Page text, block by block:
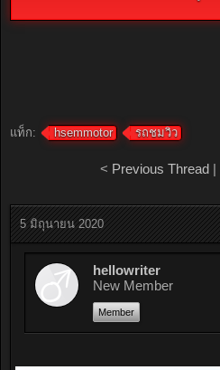
แท็ก: hsemmotor รถชมวิว
< Previous Thread|
5 มิถุนายน 2020
hellowriter
New Member
Member